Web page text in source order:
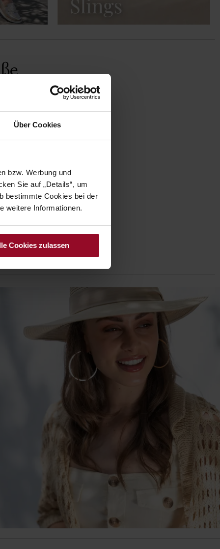
Über Cookies
bzw. Werbung und
Sie auf „Details“, um
bestimmte Cookies bei der
weitere Informationen.
Cookies zulassen
EVELYN
ZUR
WUNSCHLISTE
HINZUFÜGEN